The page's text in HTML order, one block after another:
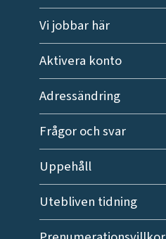
Vi jobbar här
Aktivera konto
Adressändring
Frågor och svar
Uppehåll
Utebliven tidning